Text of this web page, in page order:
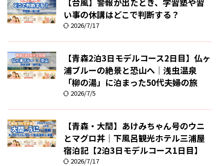
い事の休講はどこで判断する？
2026/7/17
【青森2泊3日モデルコース2日目】仏ヶ
浦ブルーの絶景と恐山へ｜浅虫温泉
「柳の湯」に泊まった50代夫婦の旅
2026/7/5
【青森・大間】あけみちゃん号のウニ
とマグロ丼｜下風呂観光ホテル三浦屋
宿泊記【2泊3日モデルコース1日目】
2026/7/17